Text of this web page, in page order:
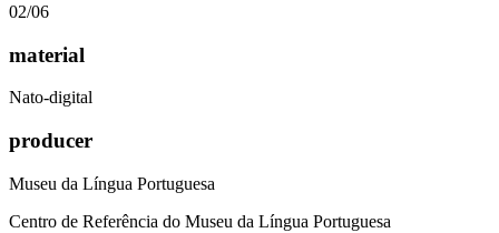
02/06
material
Nato-digital
producer
Museu da Língua Portuguesa
Centro de Referência do Museu da Língua Portuguesa